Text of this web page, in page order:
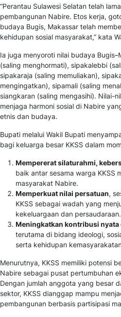
“Perantau Sulawesi Selatan telah
pembangunan Nabire. Etos kerja,
budaya Bugis, Makassar telah
kehidupan sosial masyarakat,” kata
Ia juga menyoroti nilai budaya
(saling menghormati), sipakalebbi
sipakaraja (saling memuliakan),
mengingatkan), sipamali (saling
siangkaran (saling mengasihi). Nilai-
menjaga harmoni sosial di Nabire
etnis dan budaya.
Bupati melalui Wakil Bupati
bagi keluarga besar KKSS dalam
Mempererat silaturahmi,
baik antar sesama warga KKSS
masyarakat Nabire.
Memperkuat nilai persatuan,
KKSS sebagai wadah yang
kekeluargaan dan persaudaraan.
Meningkatkan kontribusi nyata
terutama di bidang ideologi,
serta kehidupan
Menurutnya, KKSS memiliki potensi
Nabire sebagai pusat pertumbuhan
Dengan jumlah anggota yang besar
sektor, KKSS dianggap mampu
pembangunan berbasis partisipasi